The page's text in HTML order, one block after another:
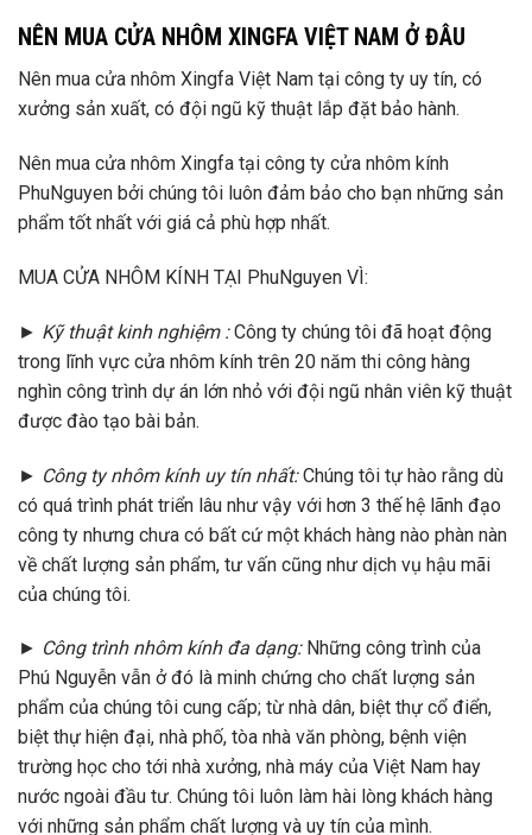
NÊN MUA CỬA NHÔM XINGFA VIỆT NAM Ở ĐÂU
Nên mua cửa nhôm Xingfa Việt Nam tại công ty uy tín, có
xưởng sản xuất, có đội ngũ kỹ thuật lắp đặt bảo hành.
Nên mua cửa nhôm Xingfa tại công ty cửa nhôm kính
PhuNguyen bởi chúng tôi luôn đảm bảo cho bạn những sản
phẩm tốt nhất với giá cả phù hợp nhất.
MUA CỬA NHÔM KÍNH TẠI PhuNguyen VÌ:
► Kỹ thuật kinh nghiệm :Công ty chúng tôi đã hoạt động
trong lĩnh vực cửa nhôm kính trên 20 năm thi công hàng
nghìn công trình dự án lớn nhỏ với đội ngũ nhân viên kỹ thuật
được đào tạo bài bản.
► Công ty nhôm kính uy tín nhất:Chúng tôi tự hào rằng dù
có quá trình phát triển lâu như vậy với hơn 3 thế hệ lãnh đạo
công ty nhưng chưa có bất cứ một khách hàng nào phàn nàn
về chất lượng sản phẩm, tư vấn cũng như dịch vụ hậu mãi
của chúng tôi.
► Công trình nhôm kính đa dạng:Những công trình của
Phú Nguyễn vẫn ở đó là minh chứng cho chất lượng sản
phẩm của chúng tôi cung cấp; từ nhà dân, biệt thự cổ điển,
biệt thự hiện đại, nhà phố, tòa nhà văn phòng, bệnh viện
trường học cho tới nhà xưởng, nhà máy của Việt Nam hay
nước ngoài đầu tư. Chúng tôi luôn làm hài lòng khách hàng
với những sản phẩm chất lượng và uy tín của mình.